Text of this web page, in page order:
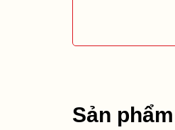
⚠ LƯU Ý
Sản